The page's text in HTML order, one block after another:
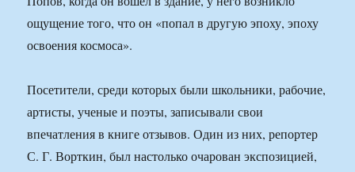
ощущение того, что он «попал в другую эпоху, эпоху
освоения космоса».
Посетители, среди которых были школьники, рабочие,
артисты, ученые и поэты, записывали свои
впечатления в книге отзывов. Один из них, репортер
С. Г. Ворткин, был настолько очарован экспозицией,